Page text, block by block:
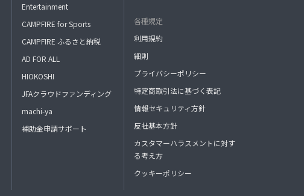
Entertainment
CAMPFIRE for Sports
CAMPFIRE ふるさと納税
AD FOR ALL
HIOKOSHI
JFAクラウドファンディング
machi-ya
補助金申請サポート
各種規定
利用規約
細則
プライバシーポリシー
特定商取引法に基づく表記
情報セキュリティ方針
反社基本方針
カスタマーハラスメントに対す
る考え方
クッキーポリシー